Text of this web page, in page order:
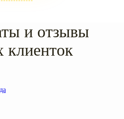
и отзывы
клиенток